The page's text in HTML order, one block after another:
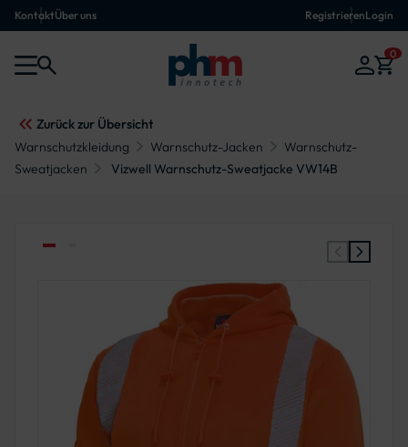
KontaktÜber uns RegistrierenLogin
0
Zurück zur Übersicht
Warnschutzkleidung
Warnschutz-Jacken
Warnschutz-
Sweatjacken
Vizwell Warnschutz-Sweatjacke VW14B